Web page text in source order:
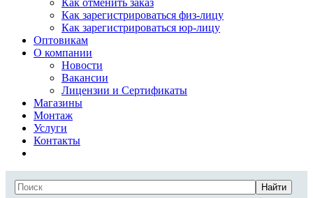
Как отменить заказ
Как зарегистрироваться физ-лицу
Как зарегистрироваться юр-лицу
Оптовикам
О компании
Новости
Вакансии
Лицензии и Сертификаты
Магазины
Монтаж
Услуги
Контакты
Найти